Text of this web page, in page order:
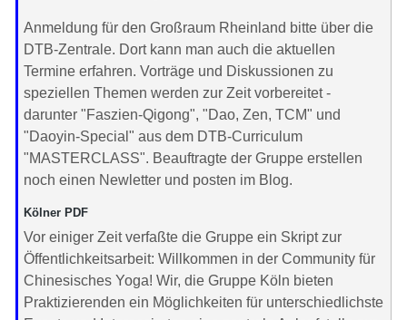
Anmeldung für den Großraum Rheinland bitte über die
DTB-Zentrale. Dort kann man auch die aktuellen
Termine erfahren. Vorträge und Diskussionen zu
speziellen Themen werden zur Zeit vorbereitet -
darunter "Faszien-Qigong", "Dao, Zen, TCM" und
"Daoyin-Special" aus dem DTB-Curriculum
"MASTERCLASS". Beauftragte der Gruppe erstellen
noch einen Newletter und posten im Blog.
Kölner PDF
Vor einiger Zeit verfaßte die Gruppe ein Skript zur
Öffentlichkeitsarbeit: Willkommen in der Community für
Chinesisches Yoga! Wir, die Gruppe Köln bieten
Praktizierenden ein Möglichkeiten für unterschiedlichste